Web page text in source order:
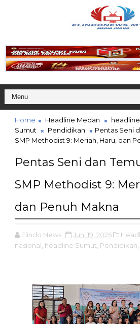
Home Headline Medan
Sumut
Pendidikan
Pentas Seni
SMP Methodist 9: Meriah, Haru, dan
Pentas Seni dan
SMP Methodist 9:
dan Penuh Makna
Elindo News Juni 19, 2025
nasional, headline Sumut, Pendidikan,